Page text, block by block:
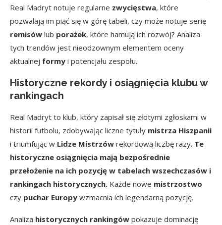
Real Madryt notuje regularne zwycięstwa, które
pozwalają im piąć się w górę tabeli, czy może notuje serię
remisów lub porażek, które hamują ich rozwój? Analiza
tych trendów jest nieodzownym elementem oceny
aktualnej formy i potencjału zespołu.
Historyczne rekordy i osiągnięcia klubu w
rankingach
Real Madryt to klub, który zapisał się złotymi zgłoskami w
historii futbolu, zdobywając liczne tytuły mistrza Hiszpanii
i triumfując w Lidze Mistrzów rekordową liczbę razy. Te
historyczne osiągnięcia mają bezpośrednie
przełożenie na ich pozycję w tabelach wszechczasów i
rankingach historycznych. Każde nowe mistrzostwo
czy puchar Europy wzmacnia ich legendarną pozycję.
Analiza historycznych rankingów pokazuje dominację